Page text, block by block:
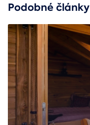
Podobné články